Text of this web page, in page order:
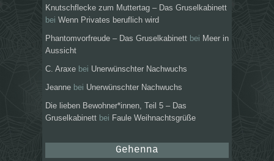
Knutschflecke zum Muttertag – Das Gruselkabinett
bei Wenn Privates beruflich wird
Phantomvorfreude – Das Gruselkabinett bei Meer in
Aussicht
C. Araxe bei Unerwünschter Nachwuchs
Jeanne bei Unerwünschter Nachwuchs
Die lieben Bewohner*innen, Teil 5 – Das
Gruselkabinett bei Faule Weihnachtsgrüße
Gehenna